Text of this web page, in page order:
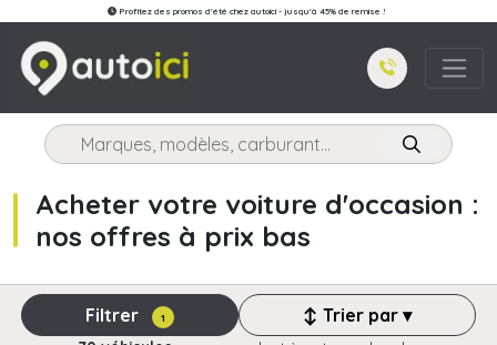
Profitez des promos d'été chez autoici - jusqu'à 45% de remise !
Acheter votre voiture d'occasion :
nos offres à prix bas
Filtrer 1 ↕ Trier par ▾